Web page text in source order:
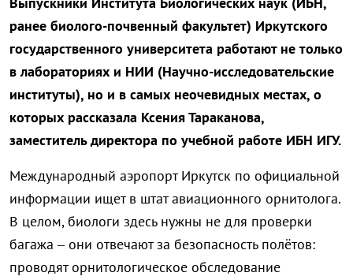
ранее биолого-почвенный факультет) Иркутского
государственного университета работают не только
в лабораториях и НИИ (Научно-исследовательские
институты), но и в самых неочевидных местах, о
которых рассказала Ксения Тараканова,
заместитель директора по учебной работе ИБН ИГУ.
Международный аэропорт Иркутск по официальной
информации ищет в штат авиационного орнитолога.
В целом, биологи здесь нужны не для проверки
багажа – они отвечают за безопасность полётов:
проводят орнитологическое обследование